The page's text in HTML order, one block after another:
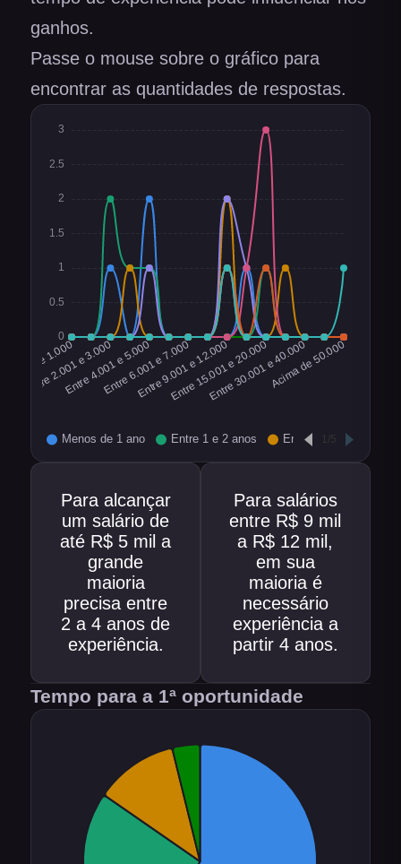
ganhos.
Passe o mouse sobre o gráfico para
encontrar as quantidades de respostas.
Para alcançar
um salário de
até R$ 5 mil a
grande
maioria
precisa entre
2 a 4 anos de
experiência.
Para salários
entre R$ 9 mil
a R$ 12 mil,
em sua
maioria é
necessário
experiência a
partir 4 anos.
Tempo para a 1ª oportunidade